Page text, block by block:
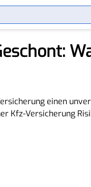
einen
Kfz-Versicherung